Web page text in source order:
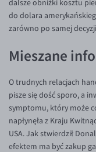
TRY/PLN
EUR/GBP
EUR/CHF
EUR/CZK
EUR/DKK
dalsze obniżki kosztu
do dolara
zarówno po samej
Mieszane
O trudnych relacjach
pisze się dość sporo, a
symptomu, który może
napłynęła z Kraju
USA. Jak stwierdził
efektem ma być zakup